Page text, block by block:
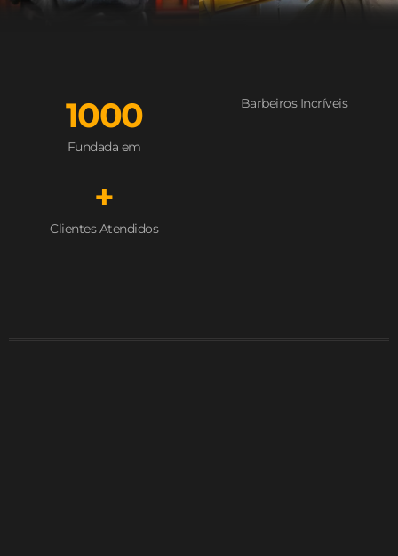
Fundada em
1000 Barbeiros Incríveis
Clientes Atendidos
+